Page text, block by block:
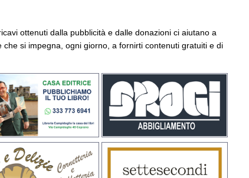
ottenuti dalla pubblicità e dalle donazioni ci aiutano a
si impegna, ogni giorno, a fornirti contenuti gratuiti e di